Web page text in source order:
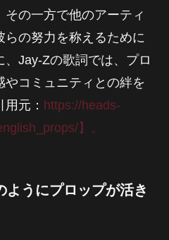
の一方で他のアーティ
らの努力を称えるために
、Jay-Zの歌詞では、プロ
やコミュニティとの絆を
元： https://heads-
】。
ようにプロップが活き